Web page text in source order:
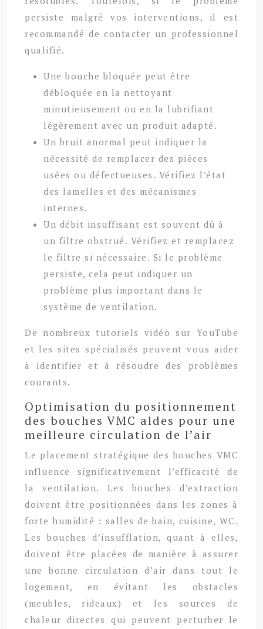
persiste malgré vos interventions, il est
recommandé de contacter un professionnel
qualifié.
Une bouche bloquée peut être
débloquée en la nettoyant
minutieusement ou en la lubrifiant
légèrement avec un produit adapté.
Un bruit anormal peut indiquer la
nécessité de remplacer des pièces
usées ou défectueuses. Vérifiez l’état
des lamelles et des mécanismes
internes.
Un débit insuffisant est souvent dû à
un filtre obstrué. Vérifiez et remplacez
le filtre si nécessaire. Si le problème
persiste, cela peut indiquer un
problème plus important dans le
système de ventilation.
De nombreux tutoriels vidéo sur YouTube
et les sites spécialisés peuvent vous aider
à identifier et à résoudre des problèmes
courants.
Optimisation du positionnement
des bouches VMC aldes pour une
meilleure circulation de l’air
Le placement stratégique des bouches VMC
influence significativement l’efficacité de
la ventilation. Les bouches d’extraction
doivent être positionnées dans les zones à
forte humidité : salles de bain, cuisine, WC.
Les bouches d’insufflation, quant à elles,
doivent être placées de manière à assurer
une bonne circulation d’air dans tout le
logement, en évitant les obstacles
(meubles, rideaux) et les sources de
chaleur directes qui peuvent perturber le